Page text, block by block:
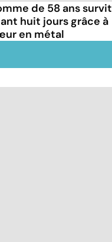
de 58 ans survit
huit jours grâce à
en métal